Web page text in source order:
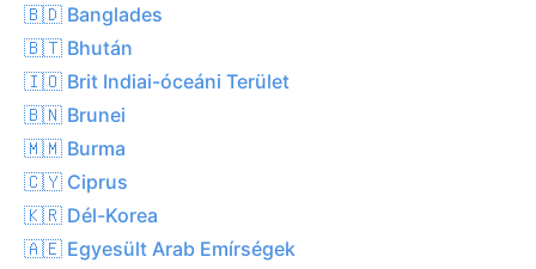
🇧🇩 Banglades
🇧🇹 Bhután
🇮🇴 Brit Indiai-óceáni Terület
🇧🇳 Brunei
🇲🇲 Burma
🇨🇾 Ciprus
🇰🇷 Dél-Korea
🇦🇪 Egyesült Arab Emírségek